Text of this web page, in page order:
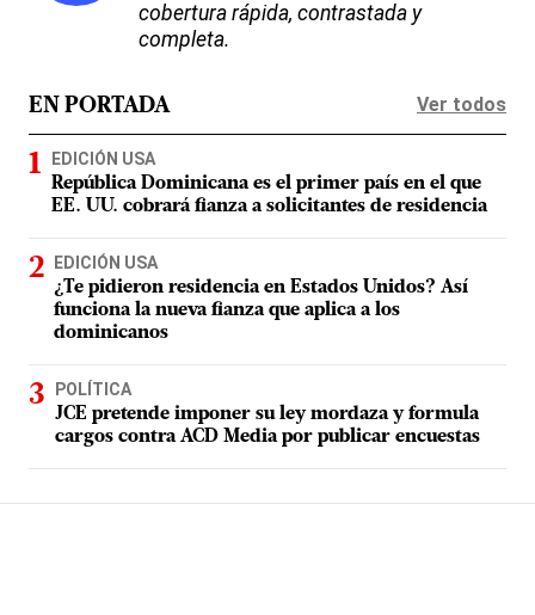
cobertura rápida, contrastada y
completa.
EN PORTADA Ver todos
EDICIÓN USA
República Dominicana es el primer país en el que
EE. UU. cobrará fianza a solicitantes de residencia
EDICIÓN USA
¿Te pidieron residencia en Estados Unidos? Así
funciona la nueva fianza que aplica a los
dominicanos
POLÍTICA
JCE pretende imponer su ley mordaza y formula
cargos contra ACD Media por publicar encuestas